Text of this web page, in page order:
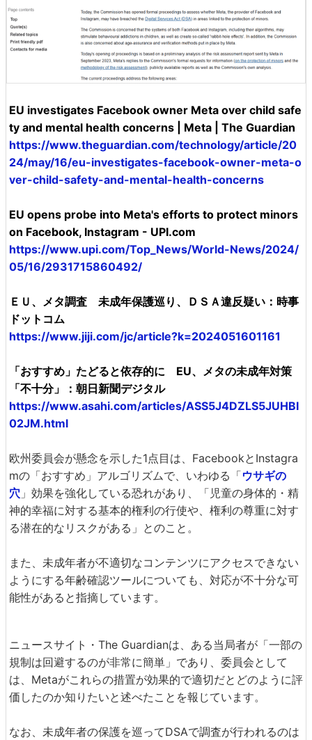
EU investigates Facebook owner Meta over child safe
ty and mental health concerns | Meta | The Guardian
https://www.theguardian.com/technology/article/20
24/may/16/eu-investigates-facebook-owner-meta-o
ver-child-safety-and-mental-health-concerns
EU opens probe into Meta's efforts to protect minors
on Facebook, Instagram - UPI.com
https://www.upi.com/Top_News/World-News/2024/
05/16/2931715860492/
ＥＵ、メタ調査 未成年保護巡り、ＤＳＡ違反疑い：時事
ドットコム
https://www.jiji.com/jc/article?k=2024051601161
「おすすめ」たどると依存的に EU、メタの未成年対策
「不十分」：朝日新聞デジタル
https://www.asahi.com/articles/ASS5J4DZLS5JUHBI
02JM.html
欧州委員会が懸念を示した1点目は、FacebookとInstagra
mの「おすすめ」アルゴリズムで、いわゆる「ウサギの
穴 」効果を強化している恐れがあり、「児童の身体的・精
神的幸福に対する基本的権利の行使や、権利の尊重に対す
る潜在的なリスクがある」とのこと。
また、未成年者が不適切なコンテンツにアクセスできない
ようにする年齢確認ツールについても、対応が不十分な可
能性があると指摘しています。
ニュースサイト・The Guardianは、ある当局者が「一部の
規制は回避するのが非常に簡単」であり、委員会として
は、Metaがこれらの措置が効果的で適切だとどのように評
価したのか知りたいと述べたことを報じています。
なお、未成年者の保護を巡ってDSAで調査が行われるのは